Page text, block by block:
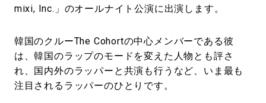
mixi, Inc.」のオールナイト公演に出演します。
韓国のクルーThe Cohortの中心メンバーである彼
は、韓国のラップのモードを変えた人物とも評さ
れ、国内外のラッパーと共演も行うなど、いま最も
注目されるラッパーのひとりです。